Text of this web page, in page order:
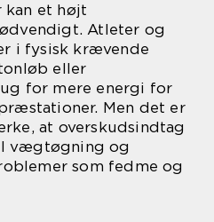
kan et højt
Atleter og
i fysisk krævende
eller
for mere energi for
Men det er
at overskudsindtag
vægtøgning og
som fedme og